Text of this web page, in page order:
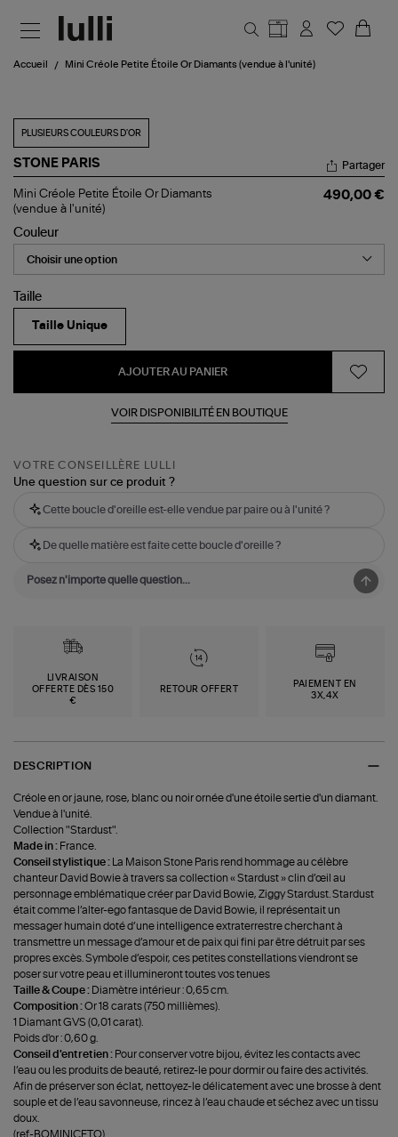
Accueil Mini Créole Petite Étoile Or Diamants (vendue à l'unité)
PLUSIEURS COULEURS D'OR
STONE PARIS
Mini
Créole
Étoile
Or
Diamants
(vendue
à
l'unité)
Partager
Mini Créole Petite Étoile Or Diamants
(vendue à l'unité)
490,00 €
Couleur
Taille
Taille Unique
AJOUTER AU PANIER
VOIR DISPONIBILITÉ EN BOUTIQUE
VOTRE CONSEILLÈRE LULLI
Une question sur ce produit ?
Cette boucle d'oreille est-elle vendue par paire ou à l'unité ?
De quelle matière est faite cette boucle d'oreille ?
LIVRAISON
OFFERTE DÈS 150
€
RETOUR OFFERT
PAIEMENT EN
3X,4X
DESCRIPTION
Créole en or jaune, rose, blanc ou noir ornée d'une étoile sertie d'un diamant.
Vendue à l'unité.
Collection "Stardust".
Made in : France.
Conseil stylistique : La Maison Stone Paris rend hommage au célèbre
chanteur David Bowie à travers sa collection « Stardust » clin d’œil au
personnage emblématique créer par David Bowie, Ziggy Stardust. Stardust
était comme l’alter-ego fantasque de David Bowie, il représentait un
messager humain doté d’une intelligence extraterrestre cherchant à
transmettre un message d’amour et de paix qui fini par être détruit par ses
propres excès. Symbole d’espoir, ces petites constellations viendront se
poser sur votre peau et illumineront toutes vos tenues
Taille & Coupe : Diamètre intérieur : 0,65 cm.
Composition :Or 18 carats (750 millièmes).
1 Diamant GVS (0,01 carat).
Poids d'or : 0,60 g.
Conseil d'entretien : Pour conserver votre bijou, évitez les contacts avec
l’eau ou les produits de beauté, retirez-le pour dormir ou faire des activités.
Afin de préserver son éclat, nettoyez-le délicatement avec une brosse à dent
souple et de l’eau savonneuse, rincez à l’eau chaude et séchez avec un tissu
doux.
(ref-BOMINICETO)